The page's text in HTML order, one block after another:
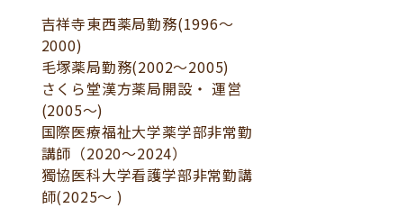
吉祥寺東西薬局勤務(1996～
2000)
毛塚薬局勤務(2002～2005)
さくら堂漢方薬局開設・ 運営
(2005〜)
国際医療福祉大学薬学部非常勤
講師（2020～2024）
獨協医科大学看護学部非常勤講
師(2025〜 )